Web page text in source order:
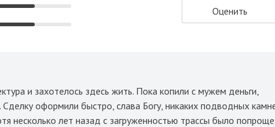
Оценить
и захотелось здесь жить. Пока копили с мужем деньги,
оформили быстро, слава Богу, никаких подводных
несколько лет назад с загруженностью трассы было